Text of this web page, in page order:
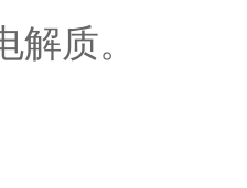
解质。